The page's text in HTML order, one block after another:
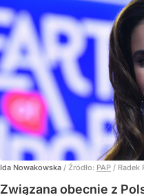
Ida Nowakowska / Źródło: PAP / Radek
Związana obecnie z